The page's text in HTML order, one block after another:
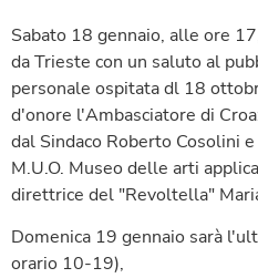
Sabato 18 gennaio, alle ore
da Trieste con un saluto al
personale ospitata dl 18
d'onore l'Ambasciatore di
dal Sindaco Roberto Cosolini
M.U.O. Museo delle arti
direttrice del "Revoltella"
Domenica 19 gennaio sarà
orario 10-19),